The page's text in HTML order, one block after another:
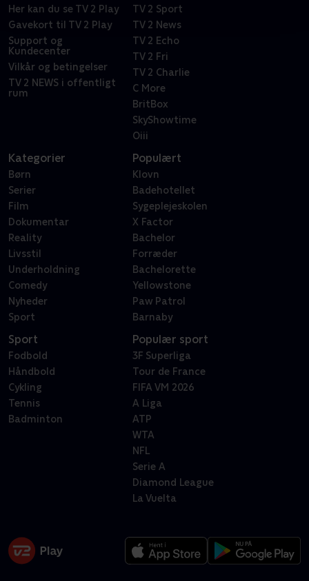
Her kan du se TV 2 Play
Gavekort til TV 2 Play
Support og
Kundecenter
Vilkår og betingelser
TV 2 NEWS i offentligt
rum
TV 2 Sport
TV 2 News
TV 2 Echo
TV 2 Fri
TV 2 Charlie
C More
BritBox
SkyShowtime
Oiii
Kategorier
Børn
Serier
Film
Dokumentar
Reality
Livsstil
Underholdning
Comedy
Nyheder
Sport
Populært
Klovn
Badehotellet
Sygeplejeskolen
X Factor
Bachelor
Forræder
Bachelorette
Yellowstone
Paw Patrol
Barnaby
Sport
Fodbold
Håndbold
Cykling
Tennis
Badminton
Populær sport
3F Superliga
Tour de France
FIFA VM 2026
A Liga
ATP
WTA
NFL
Serie A
Diamond League
La Vuelta